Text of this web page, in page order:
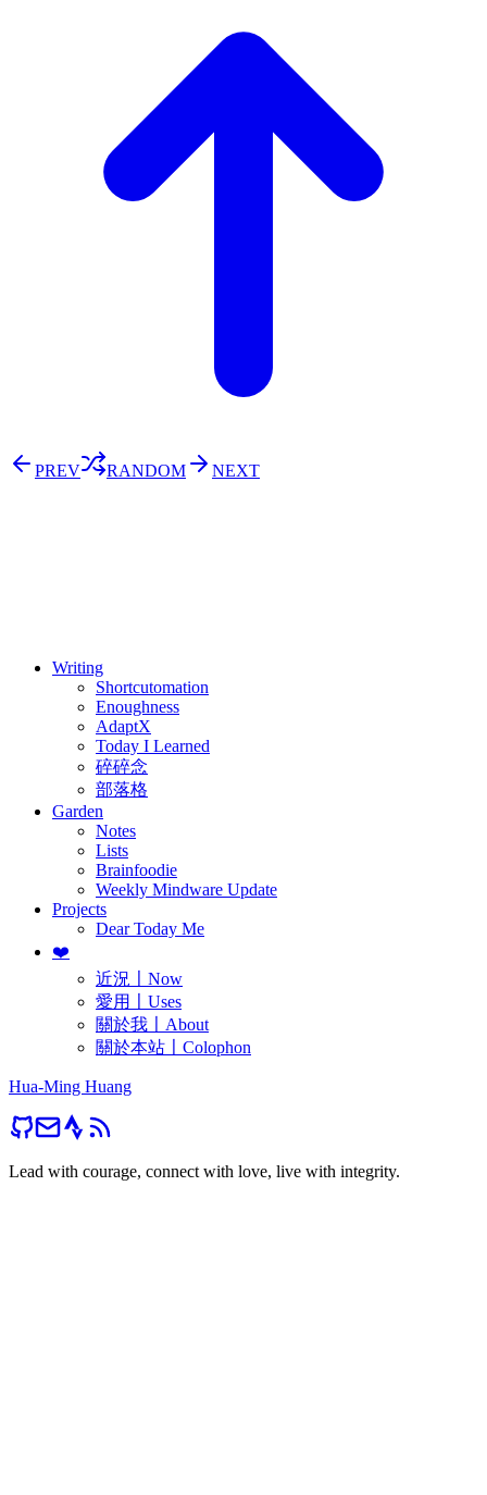
PREV RANDOM
NEXT
Writing
Shortcutomation
Enoughness
AdaptX
Today I Learned
碎碎念
部落格
Garden
Notes
Lists
Brainfoodie
Weekly Mindware Update
Projects
Dear Today Me
❤️
近況〡Now
愛用〡Uses
關於我〡About
關於本站〡Colophon
Hua-Ming Huang
Lead with courage, connect with love, live with integrity.